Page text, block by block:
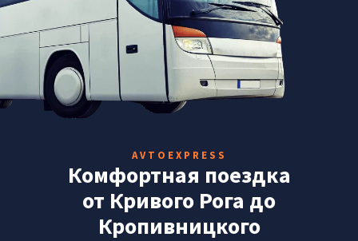
AVTOEXPRESS
Комфортная поездка
от Кривого Рога до
Кропивницкого